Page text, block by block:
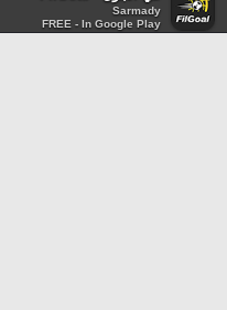
Sarmady
FREE - In Google Play